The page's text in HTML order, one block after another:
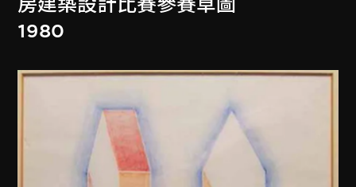
房建築設計比賽參賽草圖
1980